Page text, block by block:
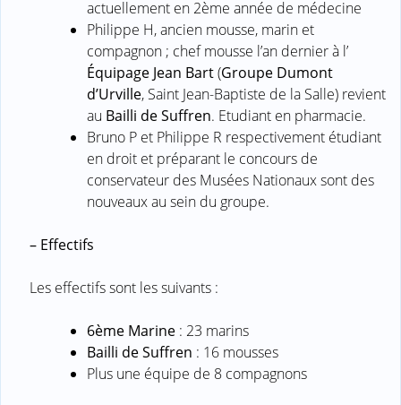
actuellement en 2ème année de médecine
Philippe H, ancien mousse, marin et
compagnon ; chef mousse l’an dernier à l’
Équipage Jean Bart(Groupe Dumont
d’Urville, Saint Jean-Baptiste de la Salle) revient
au Bailli de Suffren. Etudiant en pharmacie.
Bruno P et Philippe R respectivement étudiant
en droit et préparant le concours de
conservateur des Musées Nationaux sont des
nouveaux au sein du groupe.
– Effectifs
Les effectifs sont les suivants :
6ème Marine : 23 marins
Bailli de Suffren : 16 mousses
Plus une équipe de 8 compagnons